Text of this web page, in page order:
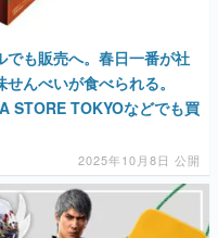
でも販売へ。春日一番が社
んべいが食べられる。
STORE TOKYOなどでも買
2025年10月8日 公開